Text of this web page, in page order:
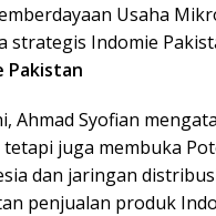
Usaha
strategis Indomie
Pakistan
Ahmad Syofian
tetapi juga membuka
dan jaringan distribusi
penjualan produk